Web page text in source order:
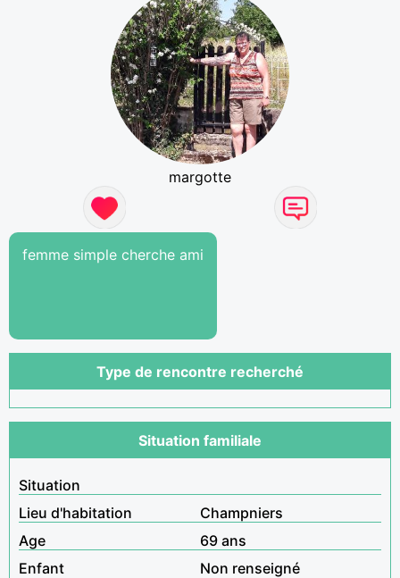
margotte
femme simple cherche ami
Type de rencontre recherché
Situation familiale
Situation
Lieu d'habitation
Champniers
Age
69 ans
Enfant
Non renseigné